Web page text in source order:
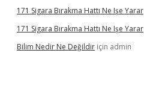
171 Sigara Bırakma Hattı Ne Işe Yarar
171 Sigara Bırakma Hattı Ne Işe Yarar
Bilim Nedir Ne Değildir için admin